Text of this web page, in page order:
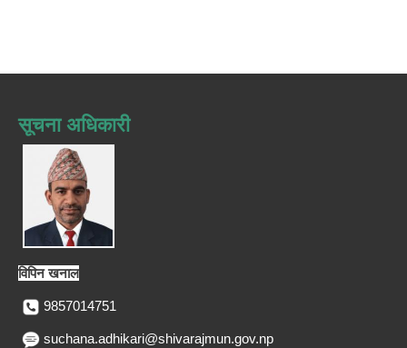
सूचना अधिकारी
विपिन खनाल
9857014751
suchana.adhikari@shivarajmun.gov.np